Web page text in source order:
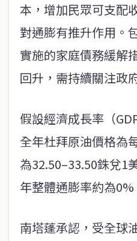
本，增加民眾可支配
對通膨有推升作用。
實施的家庭債務緩解
回升，需持續關注政
假設經濟成長率（
全年杜拜原油價格為
為32.50–33.50銖兌1
年整體通膨率約為0%
南塔蓬承認，受全球